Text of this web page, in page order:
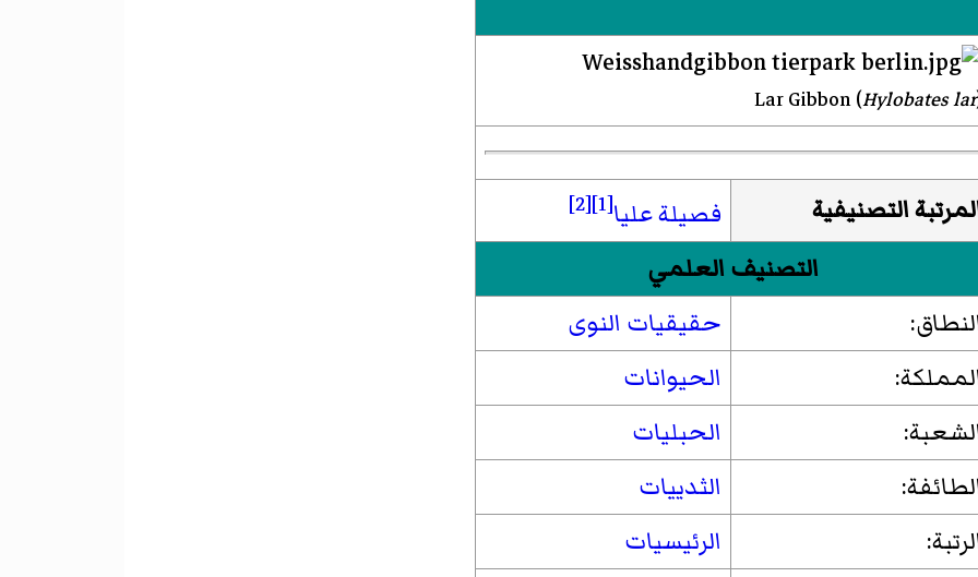
Lar Gibbon(Hylobates lar
التصنيفية فصيلة عليا[1]
[2]
التصنيف العلمي
حقيقيات النوى
الحيوانات
الحبليات
الثدييات
الرئيسيات